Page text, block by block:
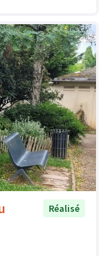
Réalisé